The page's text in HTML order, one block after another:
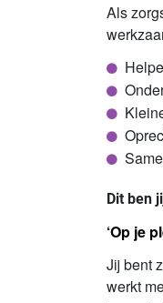
Als
Dit ben
‘Op je
Jij bent
werkt